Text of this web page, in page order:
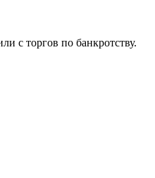
с торгов по банкротству.